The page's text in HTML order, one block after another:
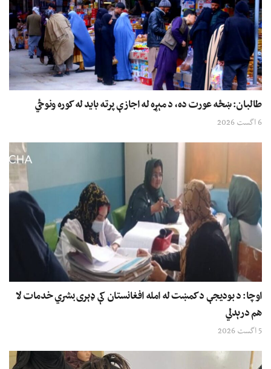
طالبان: ښځه عورت ده، د مېړه له اجازې پرته باید له کوره ونوځي
6 اگست 2026
اوچا: د بودیجې د کمښت له امله افغانستان کې ډېری بشري خدمات لا
هم درېدلي
5 اگست 2026